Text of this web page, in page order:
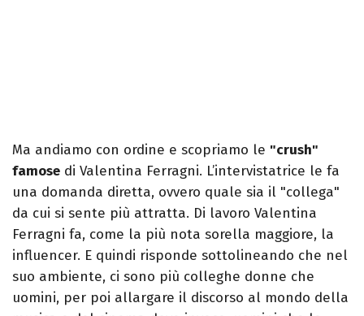
Ma andiamo con ordine e scopriamo le "crush"
famose di Valentina Ferragni. L’intervistatrice le fa
una domanda diretta, ovvero quale sia il "collega"
da cui si sente più attratta. Di lavoro Valentina
Ferragni fa, come la più nota sorella maggiore, la
influencer. E quindi risponde sottolineando che nel
suo ambiente, ci sono più colleghe donne che
uomini, per poi allargare il discorso al mondo della